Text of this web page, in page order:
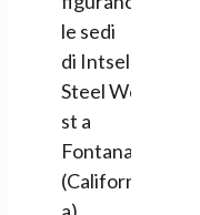
le sedi
di Intsel
Steel We
st a
Fontana
(Californi